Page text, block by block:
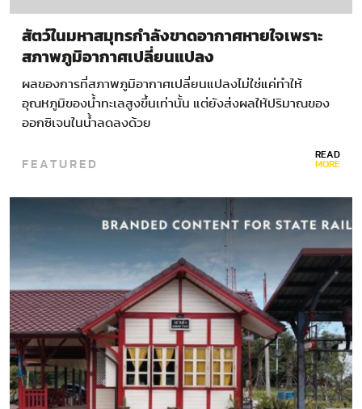
สัตว์ในมหาสมุทรกำลังขาดอากาศหายใจเพราะ
สภาพภูมิอากาศเปลี่ยนแปลง
ผลของการที่สภาพภูมิอากาศเปลี่ยนแปลงไม่ใช่แค่ทำให้
อุณหภูมิของน้ำทะเลสูงขึ้นเท่านั้น แต่ยังส่งผลให้ปริมาณของ
ออกซิเจนในน้ำลดลงด้วย
FEATURED READ
MORE